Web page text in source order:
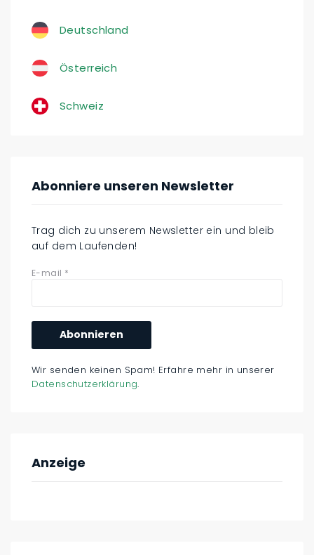
Deutschland
Österreich
Schweiz
Abonniere unseren Newsletter
Trag dich zu unserem Newsletter ein und bleib
auf dem Laufenden!
E-mail *
Wir senden keinen Spam! Erfahre mehr in unserer
Datenschutzerklärung.
Anzeige